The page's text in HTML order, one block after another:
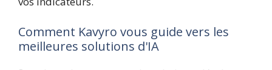
Comment Kavyro vous guide vers les
meilleures solutions d'IA